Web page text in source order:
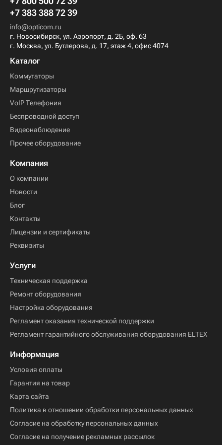
+7 383 388 72 39
info@opticom.ru
г. Новосибирск, ул. Аэропорт, д. 2Б, оф. 63
г. Москва, ул. Бутлерова, д. 17, этаж 4, офис 4074
Каталог
Коммутаторы
Маршрутизаторы
VoIP Телефония
Беспроводной доступ
Видеонаблюдение
Прочее оборудование
Компания
О компании
Новости
Блог
Контакты
Лицензии и сертификаты
Реквизиты
Услуги
Техническая поддержка
Ремонт оборудования
Настройка оборудования
Регламент оказания технической поддержки
Регламент гарантийного обслуживания оборудования ELTEX
Информация
Условия оплаты
Гарантия на товар
Карта сайта
Политика в отношении обработки персональных данных
Согласие на обработку персональных данных
Согласие на получение рекламных рассылок